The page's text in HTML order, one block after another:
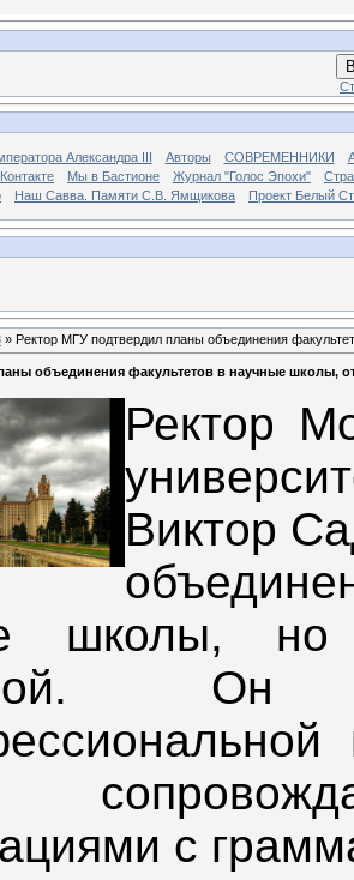
Александра III Авторы СОВРЕМЕННИКИ
Мы в Бастионе Журнал "Голос Эпохи"
Наш Савва. Памяти С.В. Ямщикова Проект Белый
» Ректор МГУ подтвердил планы объединения
объединения факультетов в научные школы,
Ректор
Виктор
школы, но
Он
с